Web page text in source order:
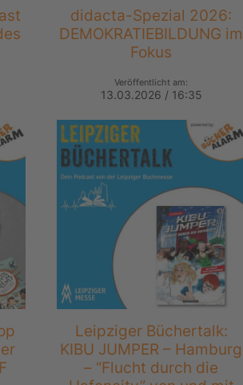
didacta-Spezial 2026:
DEMOKRATIEBILDUNG im
Fokus
Veröffentlicht am:
13.03.2026 / 16:35
Leipziger Büchertalk:
KIBU JUMPER – Hamburg
– “Flucht durch die